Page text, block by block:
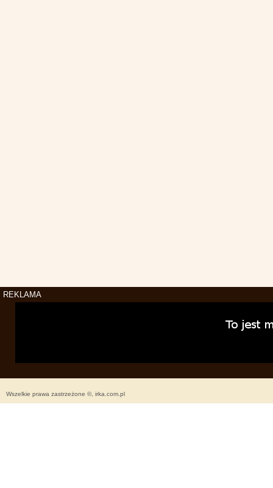
REKLAMA
Wszelkie prawa zastrzeżone ©, irka.com.pl